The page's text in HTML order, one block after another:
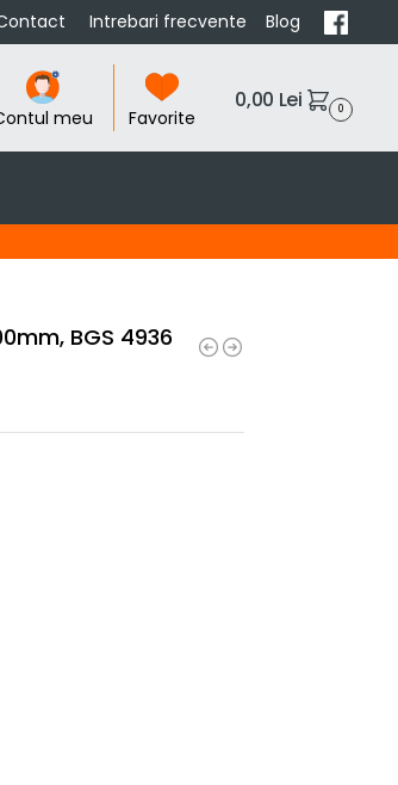
Intrebari frecvente Blog
meu Favorite
0,00 Lei 0
BGS 4936